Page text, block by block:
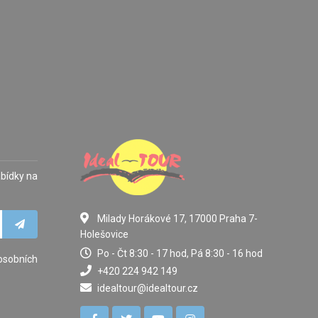
na
Milady Horákové 17, 17000 Praha 7-
Holešovice
Po - Čt 8:30 - 17 hod, Pá 8:30 - 16 hod
+420 224 942 149
idealtour@idealtour.cz